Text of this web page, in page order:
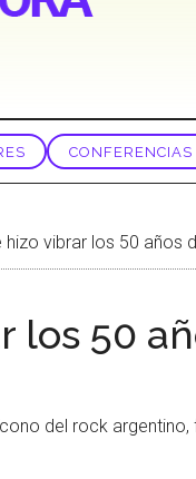
CONFERENCIAS
hizo vibrar los 50 años
los 50
del rock